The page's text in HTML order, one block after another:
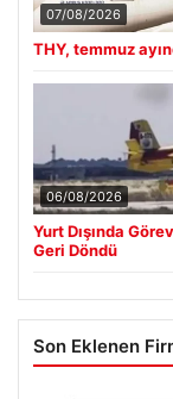
07/08/2026
THY, temmuz
06/08/2026
Yurt Dışında
Geri Döndü
Son Eklenen